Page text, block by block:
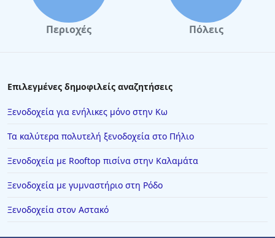
Περιοχές Πόλεις
Επιλεγμένες δημοφιλείς αναζητήσεις
Ξενοδοχεία για ενήλικες μόνο στην Κω
Τα καλύτερα πολυτελή ξενοδοχεία στο Πήλιο
Ξενοδοχεία με Rooftop πισίνα στην Καλαμάτα
Ξενοδοχεία με γυμναστήριο στη Ρόδο
Ξενοδοχεία στον Αστακό